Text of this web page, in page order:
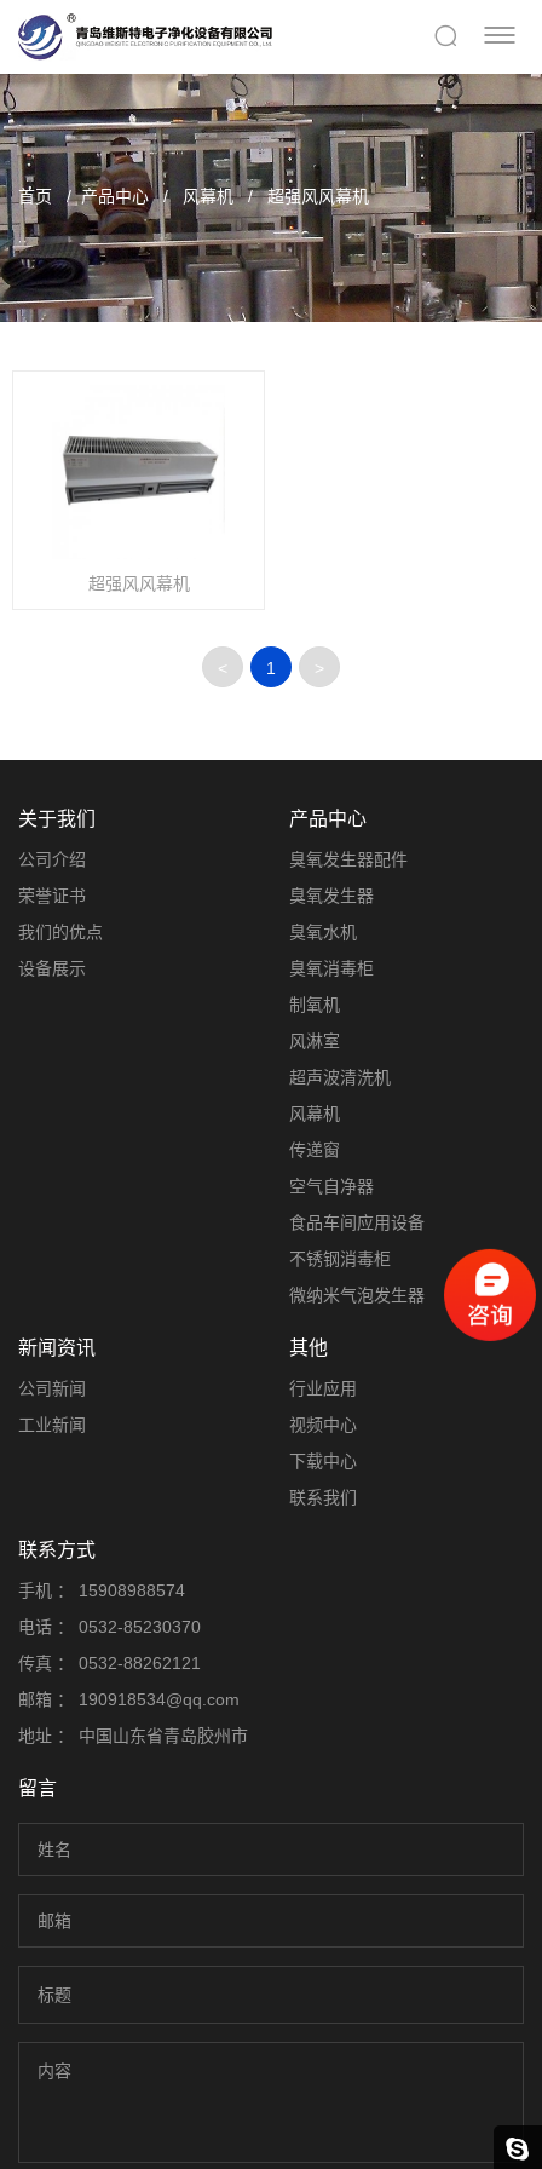
首页 产品中心 风幕机 超强风风幕机
超强风风幕机
< 1 >
关于我们
公司介绍
荣誉证书
我们的优点
设备展示
产品中心
臭氧发生器配件
臭氧发生器
臭氧水机
臭氧消毒柜
制氧机
风淋室
超声波清洗机
风幕机
传递窗
空气自净器
食品车间应用设备
不锈钢消毒柜
微纳米气泡发生器
新闻资讯
公司新闻
工业新闻
其他
行业应用
视频中心
下载中心
联系我们
联系方式
手机 ：
15908988574
电话 ：
0532-85230370
传真 ：
0532-88262121
邮箱 ：
190918534@qq.com
地址 ：
中国山东省青岛胶州市
留言